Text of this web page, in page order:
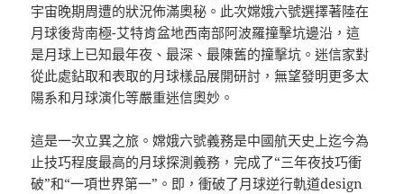
宇宙晚期周遭的狀況佈滿奧秘。此次嫦娥六號選擇著陸在
月球後背南極-艾特肯盆地西南部阿波羅撞擊坑邊沿，這
是月球上已知最年夜、最深、最陳舊的撞擊坑。迷信家對
從此處鉆取和表取的月球樣品展開研討，無望發明更多太
陽系和月球演化等嚴重迷信奧妙。
這是一次立異之旅。嫦娥六號義務是中國航天史上迄今為
止技巧程度最高的月球探測義務，完成了“三年夜技巧衝
破”和“一項世界第一”。即，衝破了月球逆行軌道design